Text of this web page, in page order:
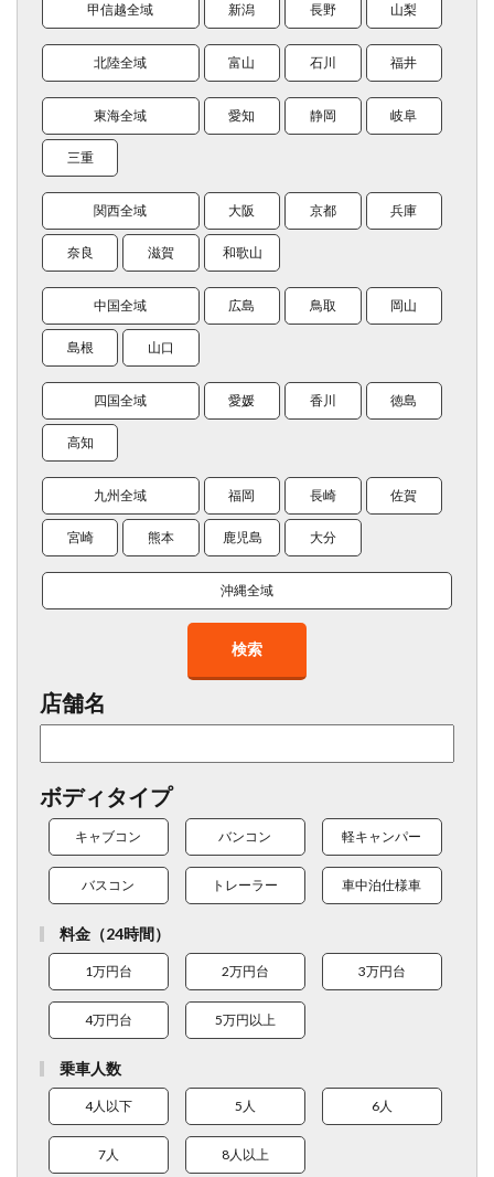
甲信越全域 新潟 長野 山梨
北陸全域 富山 石川 福井
東海全域 愛知 静岡 岐阜
三重
関西全域 大阪 京都 兵庫
奈良 滋賀 和歌山
中国全域 広島 鳥取 岡山
島根 山口
四国全域 愛媛 香川 徳島
高知
九州全域 福岡 長崎 佐賀
宮崎 熊本 鹿児島 大分
沖縄全域
検索
店舗名
ボディタイプ
キャブコン バンコン 軽キャンパー
バスコン トレーラー 車中泊仕様車
料金（24時間）
1万円台 2万円台 3万円台
4万円台 5万円以上
乗車人数
4人以下 5人 6人
7人 8人以上